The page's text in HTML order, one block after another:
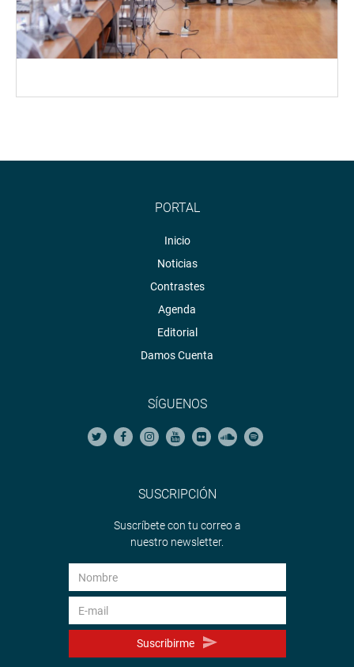
PORTAL
Inicio
Noticias
Contrastes
Agenda
Editorial
Damos Cuenta
SÍGUENOS
SUSCRIPCIÓN
Suscríbete con tu correo a
nuestro newsletter.
Suscribirme